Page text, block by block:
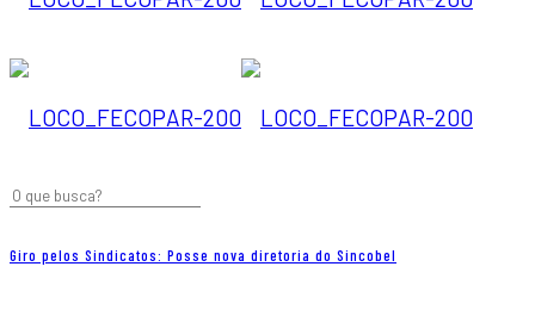
Giro pelos Sindicatos: Posse nova diretoria do Sincobel